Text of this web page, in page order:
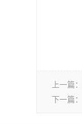
上一篇：
下一篇：